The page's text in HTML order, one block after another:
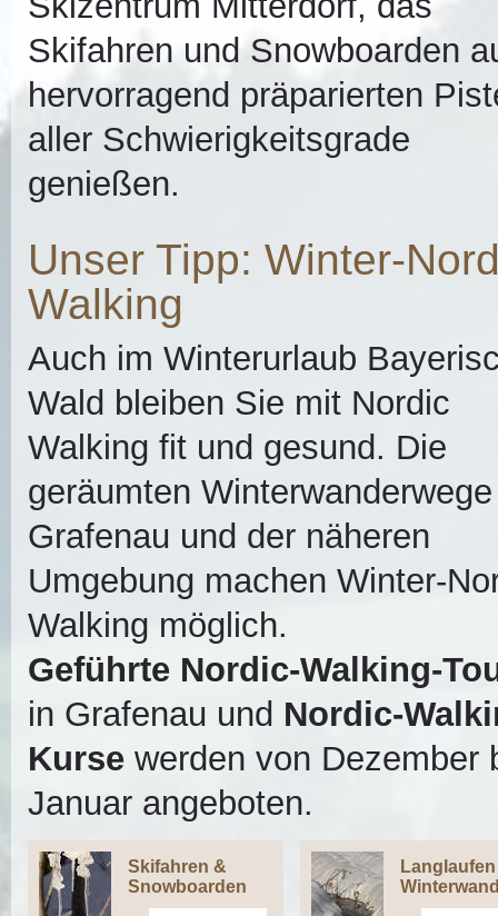
Skifahren und Snowboarden
hervorragend präparierten
aller Schwierigkeitsgrade
genießen.
Unser Tipp: Winter-
Walking
Auch im Winterurlaub
Wald bleiben Sie mit Nordic
Walking fit und gesund. Die
geräumten
Grafenau und der näheren
Umgebung machen Winter-
Walking möglich.
Geführte Nordic-Walking-
in Grafenau und Nordic-
Kurse werden von Dezember
Januar angeboten.
Skifahren &
Snowboarden